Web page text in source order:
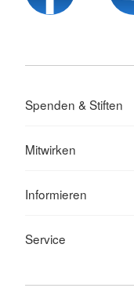
Spenden & Stiften
Mitwirken
Informieren
Service